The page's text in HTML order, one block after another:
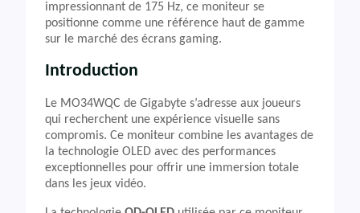
impressionnant de 175 Hz, ce moniteur se
positionne comme une référence haut de gamme
sur le marché des écrans gaming.
Introduction
Le MO34WQC de Gigabyte s’adresse aux joueurs
qui recherchent une expérience visuelle sans
compromis. Ce moniteur combine les avantages de
la technologie OLED avec des performances
exceptionnelles pour offrir une immersion totale
dans les jeux vidéo.